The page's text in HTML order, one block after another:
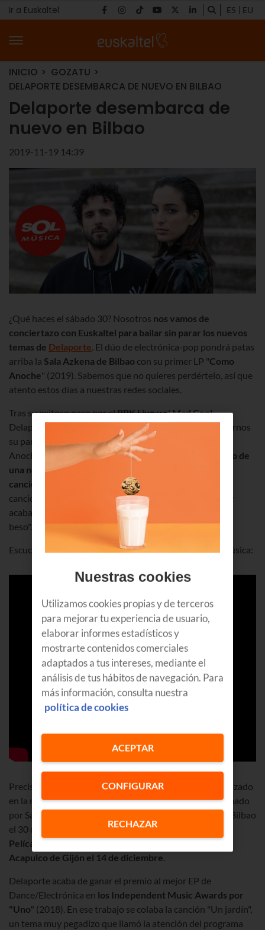
Ir a Euskaltel ES EU
INICIO
GOZATU
DELAPORTE DESEMBARCA DE NUEVO EN BILBAO
Delaporte desembarca de
nuevo en Bilbao
2019-11-19 14:39
¿Qué haces el sábado 30? Nosotros nos vamos de
conciertazo con Euskaltel para bailar sin parar los nuevos
temas de Delaporte. El dúo de electrónica-pop pondrá patas
arriba la Sala Azkena de Bilbao con su primer LP "Como
Anoche" (2019). Sabemos que no quieres perdértelo, así que
atento estos días a nuestras redes sociales.
Tras su exitoso paso por elBBK Livey elMad Cool,
Delaporte desembarcan de nuevo en Bilbao para ofrecernos
su particular estilo. Y lo hacen con su último LP "Como
Anoche", un trabajo que han conceptuado como el
relato de
una noche cualquiera de sábado a través de sus 8
canciones
. La cosa empieza por chico conoce a chica en
canciones como "Vamos a la cama" o "Algo baila en mí" y
acaba en ruptura y a otra cosa en "Azul marino" y "Ni un
beso". ¡Una genialidad!
Escucha "Azul marino" en el directo de A Solas en Sol Música:
Precisamente Sol Música, el canal de televisión especializado
en la música española más actual, nos trae al grupo formado
por Sandra Delaporte y Sergio Salvi a la Sala Azkena de Bilbao
el 30 de noviembre. Luego podremos verlos en la
Pelícano de A Coruña el 13 de diciembre
Acapulco de Gijón el 14 de diciembre.
Delaporte acaba de ganar el premio al mejor EP de
Dance/Electrónica en los Independent Music Awards por
"Uno" (2018). En ese trabajo se colaba la canción "Un jardín",
un tema muy pegadizo que llamó la atención del programa
Nuestras cookies
Utilizamos cookies propias y de terceros
para mejorar tu experiencia de usuario,
elaborar informes estadísticos y
mostrarte contenidos comerciales
adaptados a tus intereses, mediante el
análisis de tus hábitos de navegación. Para
más información, consulta nuestra
política de cookies
CONFIGURAR
RECHAZAR
ACEPTAR